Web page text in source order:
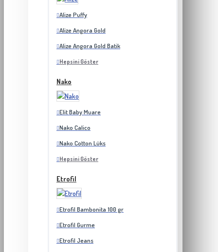
Alize Puffy
Alize Angora Gold
Alize Angora Gold Batik
Hepsini Göster
Nako
Elit Baby Muare
Nako Calico
Nako Cotton Lüks
Hepsini Göster
Etrofil
Etrofil Bambonita 100 gr
Etrofil Gurme
Etrofil Jeans